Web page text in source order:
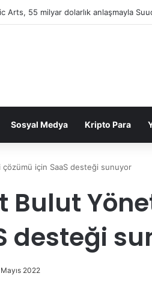
Arts, 55 milyar dolarlık anlaşmayla
Sosyal Medya Kripto Para
için SaaS desteği sunuyor
Bulut
desteği
2022